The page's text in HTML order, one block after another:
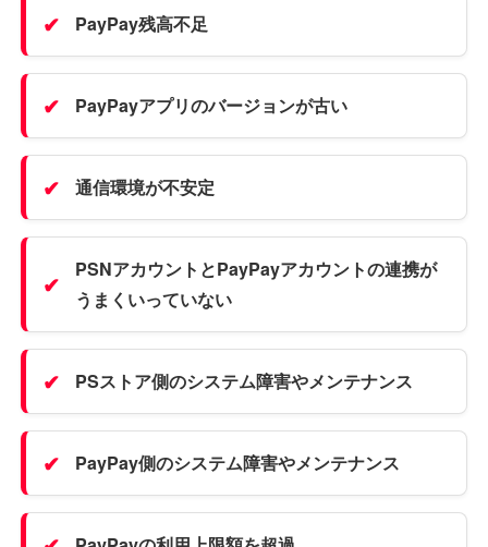
PayPay残高不足
PayPayアプリのバージョンが古い
通信環境が不安定
PSNアカウントとPayPayアカウントの連携が
うまくいっていない
PSストア側のシステム障害やメンテナンス
PayPay側のシステム障害やメンテナンス